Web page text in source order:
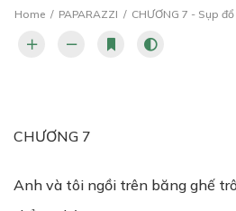
Home PAPARAZZI CHƯƠNG 7 - Sụp đổ
CHƯƠNG 7
Anh và tôi ngồi trên băng ghế